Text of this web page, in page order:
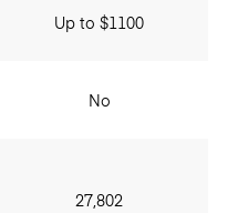
Up to $1100
No
27,802